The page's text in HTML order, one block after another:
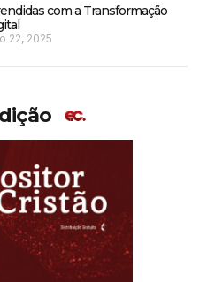
com a Transformação
22, 2025